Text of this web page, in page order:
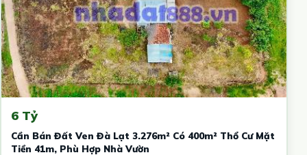
6 Tỷ
Cần Bán Đất Ven Đà Lạt 3.276m² Có 400m² Thổ Cư Mặt
Tiền 41m, Phù Hợp Nhà Vườn